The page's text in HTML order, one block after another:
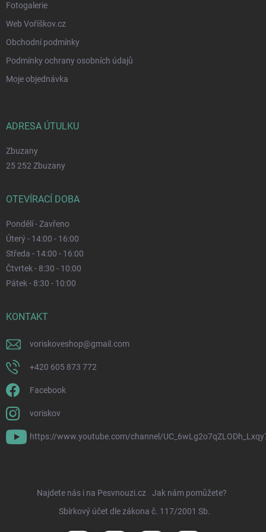
Fotogalerie
Web Voříškov.cz
Obchodní podmínky
Podmínky ochrany osobních údajů
Moje objednávka
ADRESA ÚTULKU
Zbuzany
25 252 Zbuzany
OTEVÍRACÍ DOBA
Pondělí - Zavřeno
Úterý - 14:00 - 16:00
Středa - 14:00 - 16:00
Čtvrtek - 8:30 - 10:00
Pátek - 8:30 - 10:00
KONTAKT
voriskoveshop@gmail.com
+420 605 873 772
Facebook
voriskov
https://www.youtube.com/channel/
Najdete nás i na Pesvnouzi.cz
Jak nám pomůžete?
Sbírkový účet dle zákona č. 117/2001 Sb.